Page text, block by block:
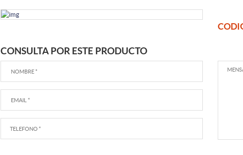
CONSULTA POR ESTE PRODUCTO